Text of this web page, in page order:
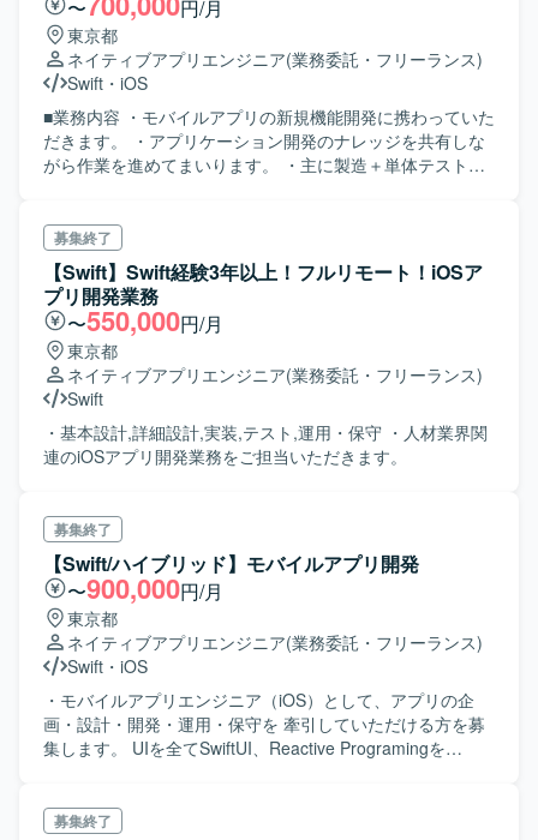
〜 円/月
東京都
ネイティブアプリエンジニア(業務委託・フリーランス)
Swift ・ iOS
■業務内容 ・モバイルアプリの新規機能開発に携わっていた
だきます。 ・アプリケーション開発のナレッジを共有しな
がら作業を進めてまいります。 ・主に製造＋単体テストを
ソースの補強を行います。 モバイルアプリ領域について
は、消費者とのタッチポイントとして捉えており、 今後
も消費者にとってメリットがある様々なサービスの実装が
予定されています。
募集終了
【Swift】Swift経験3年以上！フルリモート！iOSア
プリ開発業務
〜550,000円/月
東京都
ネイティブアプリエンジニア(業務委託・フリーランス)
Swift
・基本設計,詳細設計,実装,テスト,運用・保守 ・人材業界関
連のiOSアプリ開発業務をご担当いただきます。
募集終了
【Swift/ハイブリッド】モバイルアプリ開発
〜900,000円/月
東京都
ネイティブアプリエンジニア(業務委託・フリーランス)
Swift ・ iOS
・モバイルアプリエンジニア（iOS）として、アプリの企
画・設計・開発・運用・保守を 牽引していただける方を募
集します。 UIを全てSwiftUI、Reactive Programingを
募集終了